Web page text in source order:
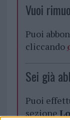
Vuoi
Puoi
cliccando
Sei già
Puoi
sezione